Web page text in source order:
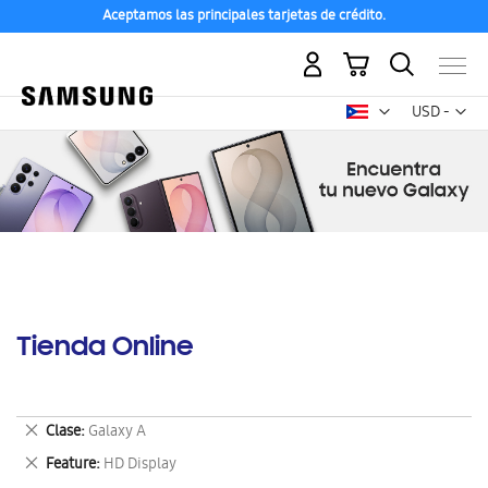
Aceptamos las principales tarjetas de crédito.
USD -
dólar
Mi carrito
Tienda Online
Clase Galaxy A
Eliminar
este
artículo
Feature HD Display
Eliminar